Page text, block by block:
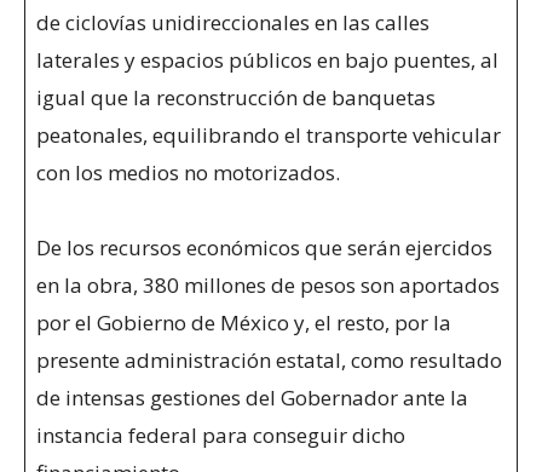
de ciclovías unidireccionales en las calles
laterales y espacios públicos en bajo puentes, al
igual que la reconstrucción de banquetas
peatonales, equilibrando el transporte vehicular
con los medios no motorizados.
De los recursos económicos que serán ejercidos
en la obra, 380 millones de pesos son aportados
por el Gobierno de México y, el resto, por la
presente administración estatal, como resultado
de intensas gestiones del Gobernador ante la
instancia federal para conseguir dicho